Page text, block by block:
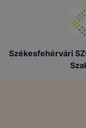
Székesfehérvári